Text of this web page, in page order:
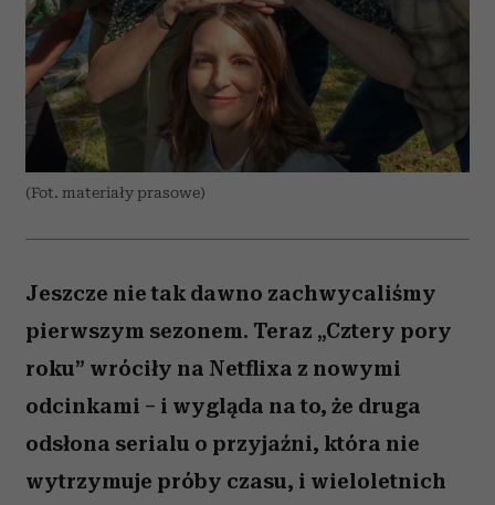
(Fot. materiały prasowe)
Jeszcze nie tak dawno zachwycaliśmy
pierwszym sezonem. Teraz „Cztery pory
roku” wróciły na Netflixa z nowymi
odcinkami – i wygląda na to, że druga
odsłona serialu o przyjaźni, która nie
wytrzymuje próby czasu, i wieloletnich